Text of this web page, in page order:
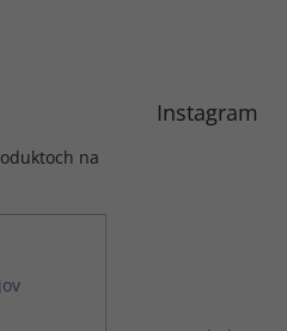
na
Instagram